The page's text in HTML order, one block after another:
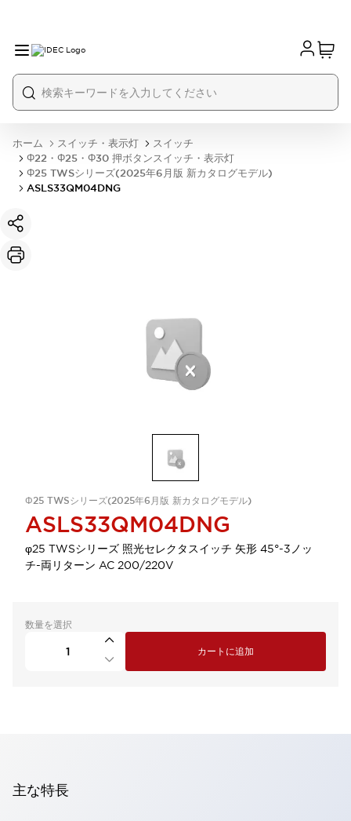
ホーム スイッチ・表示灯
スイッチ
Φ22・Φ25・Φ30 押ボタンスイッチ・表示灯
Φ25 TWSシリーズ(2025年6月版 新カタログモデル)
ASLS33QM04DNG
Φ25 TWSシリーズ(2025年6月版 新カタログモデル)
ASLS33QM04DNG
φ25 TWSシリーズ 照光セレクタスイッチ 矢形 45°-3ノッ
チ-両リターン AC 200/220V
数量を選択
カートに追加
主な特長